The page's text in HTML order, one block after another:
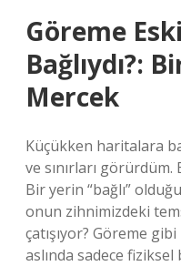
Göreme
Bağlıydı?:
Mercek
Küçükken haritalara
ve sınırları
Bir yerin “bağlı”
onun zihnimizdeki
çatışıyor? Göreme
aslında sadece fiziksel